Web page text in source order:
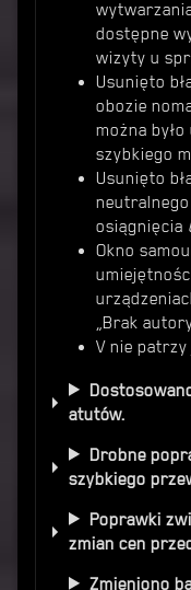
dostępne
wizyty u
Usunięto
obozie
można
szybkiego
Usunięto
osiągnięcia
Okno
„Brak
V nie patrzy
atutów.
Drobne
szybkiego
Poprawki
zmian cen
Zmieniono